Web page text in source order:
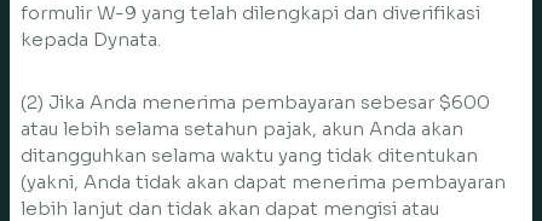
formulir W-9 yang telah dilengkapi dan diverifikasi
kepada Dynata.
(2) Jika Anda menerima pembayaran sebesar $600
atau lebih selama setahun pajak, akun Anda akan
ditangguhkan selama waktu yang tidak ditentukan
(yakni, Anda tidak akan dapat menerima pembayaran
lebih lanjut dan tidak akan dapat mengisi atau